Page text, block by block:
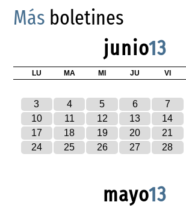
Más boletines
junio13
LU MA MI JU VI
3
4 5 6 7
10
11 12 13 14
17
18 19 20 21
24
25 26 27 28
mayo13